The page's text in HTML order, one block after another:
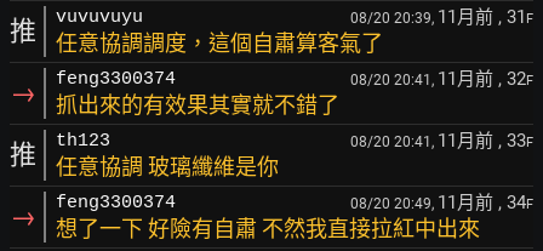
推 vuvuvuyu 08/20 20:39, 11月前 , 31 F
任意協調調度，這個自肅算客氣了
→ feng3300374 08/20 20:41, 11月前 , 32F
抓出來的有效果其實就不錯了
推 th123 08/20 20:41, 11月前 , 33F
任意協調 玻璃纖維是你
→ feng3300374 08/20 20:49, 11月前 , 34F
想了一下 好險有自肅 不然我直接拉紅中出來